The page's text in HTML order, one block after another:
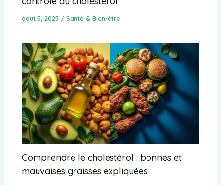
août 5, 2025 /Santé & Bien-être
Comprendre le cholestérol : bonnes et
mauvaises graisses expliquées